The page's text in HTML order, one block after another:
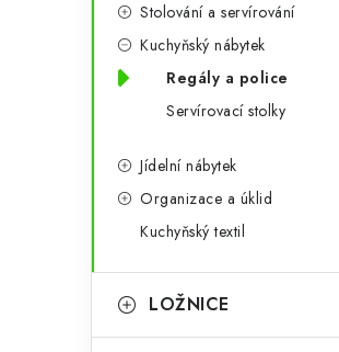
p
Stolování a servírování
Kuchyňský nábytek
Regály a police
Servírovací stolky
Jídelní nábytek
Organizace a úklid
Kuchyňský textil
LOŽNICE